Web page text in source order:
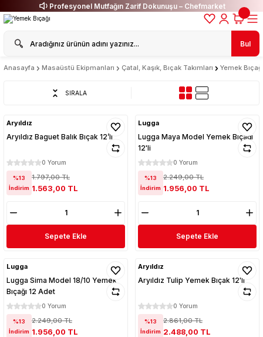
Profesyonel Mutfağın Zarif Dokunuşu – Chefmarket
Bul
Anasayfa Masaüstü Ekipmanları Çatal, Kaşık, Bıçak Takımları Yemek
SIRALA
Aryıldız
Aryıldız Baguet Balık Bıçak 12’li
0 Yorum
%13
İndirim
1.797,00 TL
1.563,00 TL
Sepete Ekle
Lugga
Lugga Maya Model Yemek Bıçağı
12'li
0 Yorum
%13
İndirim
2.249,00 TL
1.956,00 TL
Sepete Ekle
Lugga
Lugga Sima Model 18/10 Yemek
Bıçağı 12 Adet
0 Yorum
%13
İndirim
2.249,00 TL
1.956,00 TL
Aryıldız
Aryıldız Tulip Yemek Bıçak 12'li
0 Yorum
%13
İndirim
2.861,00 TL
2.488,00 TL